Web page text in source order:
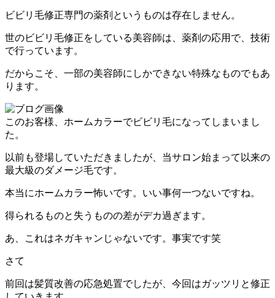
ビビリ毛修正専門の薬剤というものは存在しません。
世のビビリ毛修正をしている美容師は、薬剤の応用で、技術
で行っています。
だからこそ、一部の美容師にしかできない特殊なものでもあ
ります。
このお客様、ホームカラーでビビリ毛になってしまいまし
た。
以前も登場していただきましたが、当サロン始まって以来の
最大級のダメージ毛です。
本当にホームカラー怖いです。いい事何一つないですね。
得られるものと失うものの差がデカ過ぎます。
あ、これはネガキャンじゃないです。事実です笑
さて
前回は髪質改善の応急処置でしたが、今回はガッツリと修正